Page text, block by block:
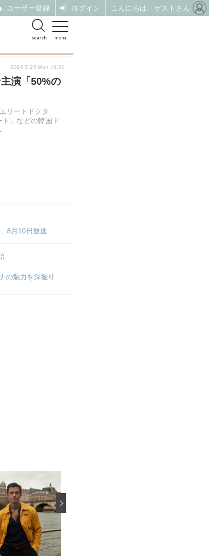
menu
search
演「50%の
リートドクタ
」などの韓国ド
…8月10日放送
の魅力を深掘り
2026.5.25 Mon 18:30
ユーザー登録 ログイン こんにちは、ゲストさん